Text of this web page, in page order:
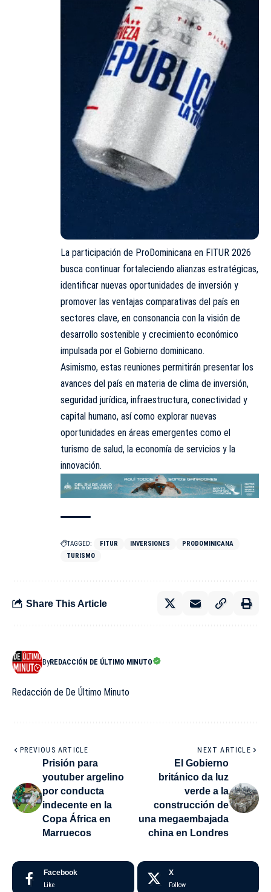
La participación de ProDominicana en FITUR 2026
busca continuar fortaleciendo alianzas estratégicas,
identificar nuevas oportunidades de inversión y
promover las ventajas comparativas del país en
sectores clave, en consonancia con la visión de
desarrollo sostenible y crecimiento económico
impulsada por el Gobierno dominicano.
Asimismo, estas reuniones permitirán presentar los
avances del país en materia de clima de inversión,
seguridad jurídica, infraestructura, conectividad y
capital humano, así como explorar nuevas
oportunidades en áreas emergentes como el
turismo de salud, la economía de servicios y la
innovación.
TAGGED: FITUR INVERSIONES
PRODOMINICANA
TURISMO
Share This Article
ByREDACCIÓN DE ÚLTIMO MINUTO
Redacción de De Último Minuto
PREVIOUS ARTICLE
Prisión para
youtuber argelino
por conducta
indecente en la
Copa África en
Marruecos
NEXT ARTICLE
El Gobierno
británico da luz
verde a la
construcción de
una megaembajada
china en Londres
Facebook
Like
X
Follow